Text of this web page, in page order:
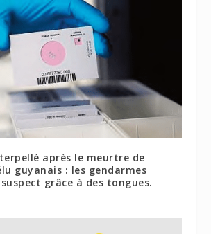
après le meurtre de
guyanais : les gendarmes
grâce à des tongues.